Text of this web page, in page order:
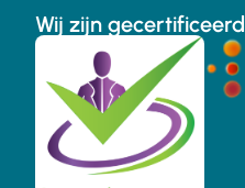
Wij zijn gecertificeerd